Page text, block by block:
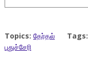
Topics: தேர்தல் Tags:
புதுச்சேரி